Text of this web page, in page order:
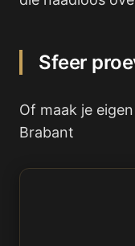
Sfeer
Of maak je
Brabant